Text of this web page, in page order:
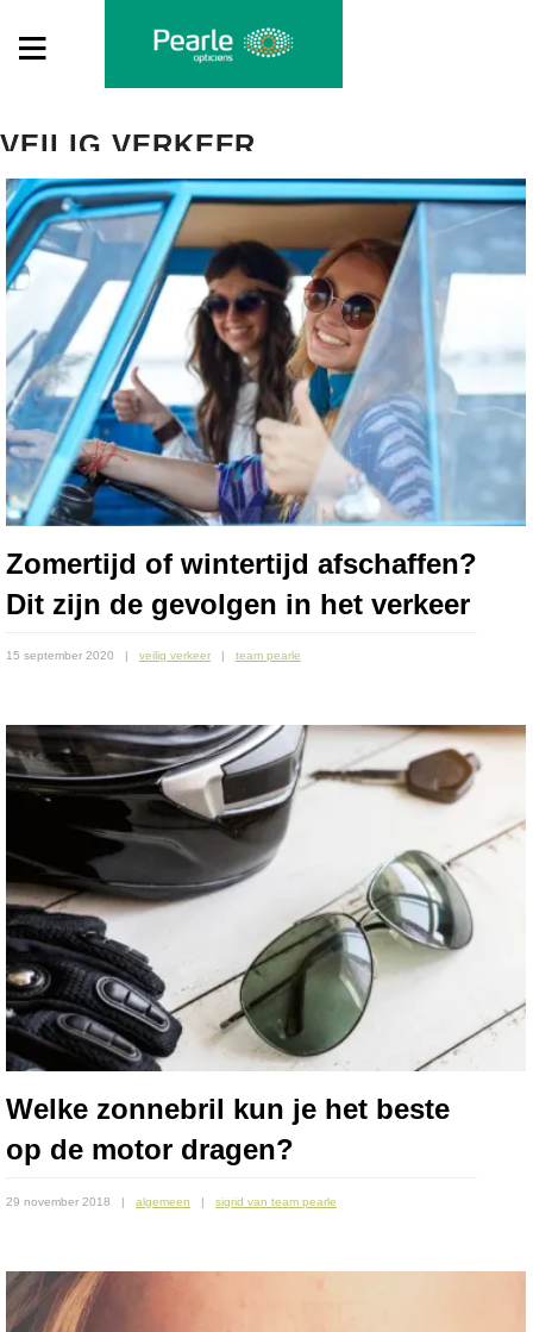
VEILIG VERKEER
Zomertijd of wintertijd afschaffen?
Dit zijn de gevolgen in het verkeer
15 september 2020 veilig verkeer team pearle
Welke zonnebril kun je het beste
op de motor dragen?
29 november 2018 algemeen sigrid van team pearle